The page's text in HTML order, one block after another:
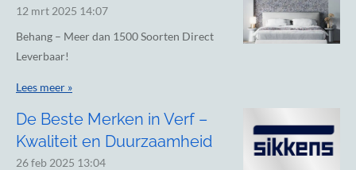
12 mrt 2025 14:07
Behang – Meer dan 1500 Soorten Direct
Leverbaar!
Lees meer »
De Beste Merken in Verf –
Kwaliteit en Duurzaamheid
26 feb 2025 13:04